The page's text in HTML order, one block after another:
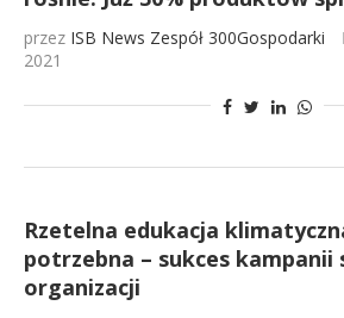
przez ISB News Zespół 300Gospodarki
2021
Rzetelna edukacja
potrzebna – sukces kampanii
organizacji